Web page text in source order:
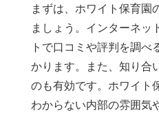
まずは、ホワイト保育園
ましょう。インターネッ
トで口コミや評判を調べ
かります。また、知り合
のも有効です。ホワイト
わからない内部の雰囲気